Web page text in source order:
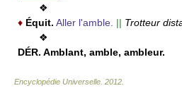
❖
♦ Équit. Aller l'amble. || Trotteur
❖
DÉR. Amblant, amble, ambleur.
Encyclopédie Universelle 2012